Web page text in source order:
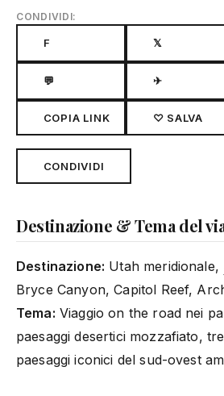
CONDIVIDI:
F 𝕏
💬 ✈
COPIA LINK ♡ SALVA
CONDIVIDI
Destinazione & Tema del
Destinazione: Utah meridionale,
Bryce Canyon, Capitol Reef,
Tema: Viaggio on the road nei
paesaggi desertici mozzafiato,
paesaggi iconici del sud-ovest